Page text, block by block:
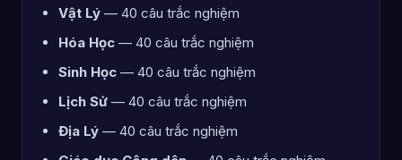
Vật Lý — 40 câu trắc nghiệm
Hóa Học — 40 câu trắc nghiệm
Sinh Học — 40 câu trắc nghiệm
Lịch Sử — 40 câu trắc nghiệm
Địa Lý — 40 câu trắc nghiệm